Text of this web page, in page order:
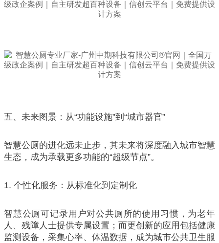
五、未来图景：从“功能设施”到“城市器官”
智慧公厕的进化远未止步，其未来将深度融入城市智慧
生态，成为承载更多功能的“超级节点”。
1. 个性化服务：从标准化到定制化
智慧公厕可记录用户对公共厕所的使用习惯，为老年
人、残障人士提供专属设置；而更创新的应用包括健康
监测设备，采集心率、体温数据，成为城市公共卫生服